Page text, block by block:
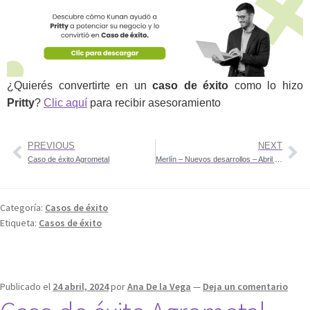
¿Quierés convertirte en uncaso de éxito como lo hizo
Pritty? Clic aquí para recibir asesoramiento
PREVIOUS
Caso de éxito Agrometal
NEXT
Categoría: Casos de éxito
Etiqueta: Casos de éxito
Publicado el 24 abril, 2024porAna De la Vega — Deja un comentario